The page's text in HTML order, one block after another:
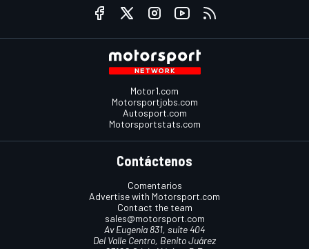
Motor1.com
Motorsportjobs.com
Autosport.com
Motorsportstats.com
Contáctenos
Comentarios
Advertise with Motorsport.com
Contact the team
sales@motorsport.com
Av Eugenia 831, suite 404
Del Valle Centro, Benito Juárez